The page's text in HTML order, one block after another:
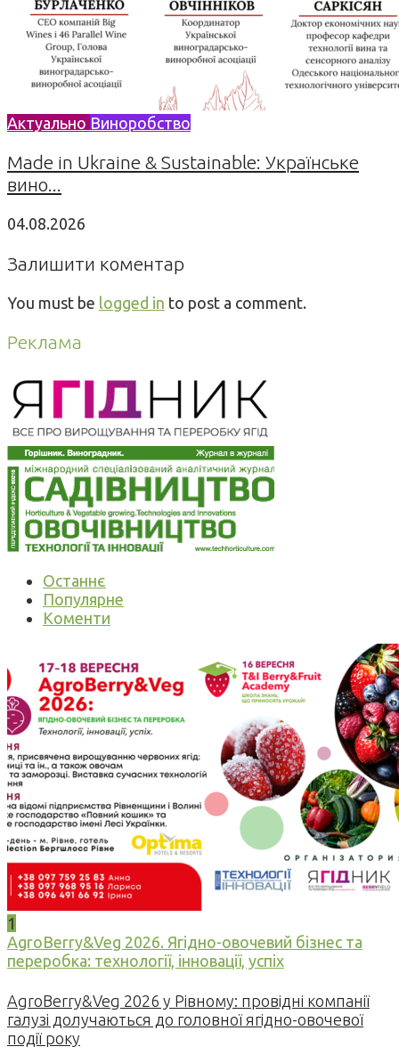
Актуально Виноробство
Made in Ukraine & Sustainable: Українське
вино...
04.08.2026
Залишити коментар
You must be logged in to post a comment.
Реклама
Останнє
Популярне
Коменти
1
AgroBerry&Veg 2026. Ягідно-овочевий бізнес та
переробка: технології, інновації, успіх
AgroBerry&Veg 2026 у Рівному: провідні компанії
галузі долучаються до головної ягідно-овочевої
події року